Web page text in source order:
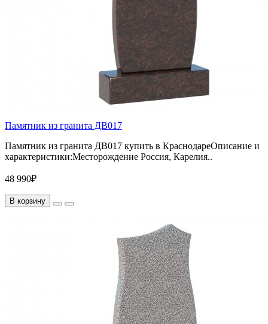
Памятник из гранита ДВ017
Памятник из гранита ДВ017 купить в КраснодареОписание и
характеристики:Месторождение Россия, Карелия..
48 990₽
В корзину